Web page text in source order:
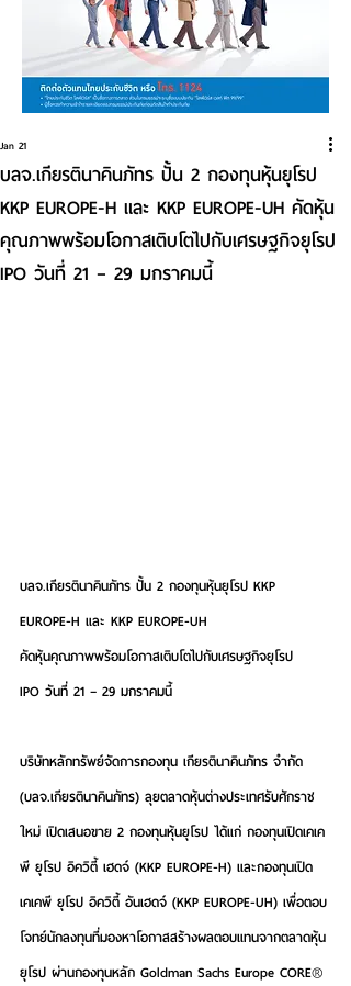
บลจ.เกียรตินาคินภัทร ปั้น 2 กองทุนหุ้นยุโรป
KKP EUROPE-H และ KKP EUROPE-UH คัดหุ้น
คุณภาพพร้อมโอกาสเติบโตไปกับเศรษฐกิจยุโรป
IPO วันที่ 21 – 29 มกราคมนี้
Jan 21
บลจ.เกียรตินาคินภัทร ปั้น 2 กองทุนหุ้นยุโรป KKP
EUROPE-H และ KKP EUROPE-UH
คัดหุ้นคุณภาพพร้อมโอกาสเติบโตไปกับเศรษฐกิจยุโรป
IPO วันที่ 21 – 29 มกราคมนี้
บริษัทหลักทรัพย์จัดการกองทุน เกียรตินาคินภัทร จำกัด
(บลจ.เกียรตินาคินภัทร) ลุยตลาดหุ้นต่างประเทศรับศักราช
ใหม่ เปิดเสนอขาย 2 กองทุนหุ้นยุโรป ได้แก่ กองทุนเปิดเคเค
พี ยุโรป อิควิตี้ เฮดจ์ (KKP EUROPE-H) และกองทุนเปิด
เคเคพี ยุโรป อิควิตี้ อันเฮดจ์ (KKP EUROPE-UH) เพื่อตอบ
โจทย์นักลงทุนที่มองหาโอกาสสร้างผลตอบแทนจากตลาดหุ้น
ยุโรป ผ่านกองทุนหลัก Goldman Sachs Europe CORE®